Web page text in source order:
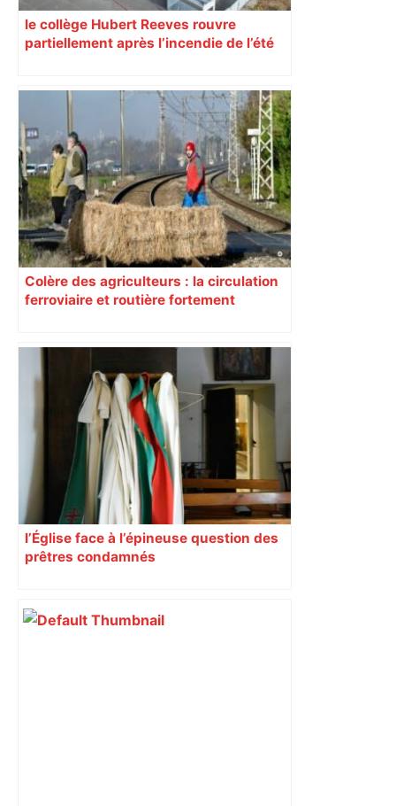
le collège Hubert Reeves rouvre
partiellement après l’incendie de l’été
Colère des agriculteurs : la circulation
ferroviaire et routière fortement
l’Église face à l’épineuse question des
prêtres condamnés